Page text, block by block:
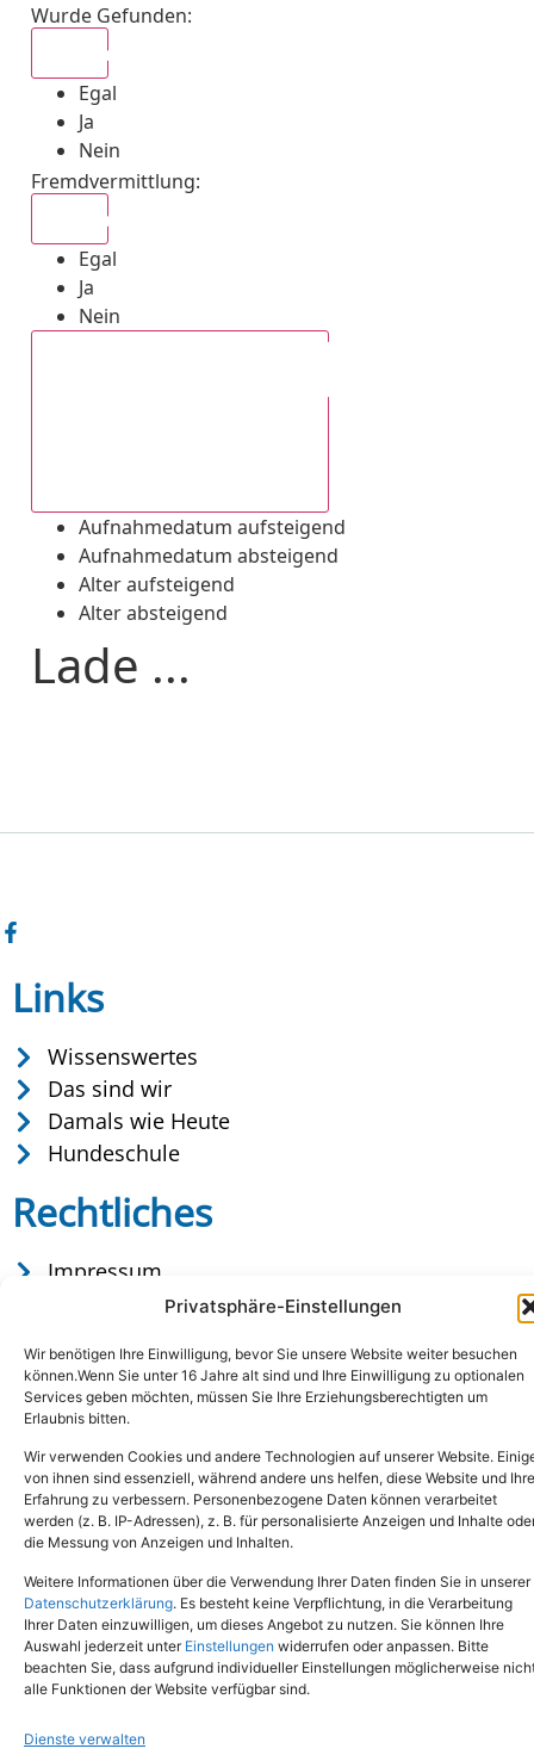
Privatsphäre-Einstellungen
Wir benötigen Ihre Einwilligung, bevor Sie unsere Website weiter besuchen
können.Wenn Sie unter 16 Jahre alt sind und Ihre Einwilligung zu optionalen
Services geben möchten, müssen Sie Ihre Erziehungsberechtigten um
Erlaubnis bitten.
Wir verwenden Cookies und andere Technologien auf unserer Website.
von ihnen sind essenziell, während andere uns helfen, diese Website und Ihre
Erfahrung zu verbessern. Personenbezogene Daten können verarbeitet
werden (z. B. IP-Adressen), z. B. für personalisierte Anzeigen und Inhalte
die Messung von Anzeigen und Inhalten.
Weitere Informationen über die Verwendung Ihrer Daten finden Sie in unserer
Datenschutzerklärung. Es besteht keine Verpflichtung, in die Verarbeitung
Ihrer Daten einzuwilligen, um dieses Angebot zu nutzen. Sie können Ihre
Auswahl jederzeit unter Einstellungen widerrufen oder anpassen. Bitte
beachten Sie, dass aufgrund individueller Einstellungen möglicherweise
alle Funktionen der Website verfügbar sind.
Dienste verwalten
Wurde Gefunden:
Egal
Ja
Nein
Fremdvermittlung:
Egal
Ja
Nein
Aufnahmedatum aufsteigend
Aufnahmedatum absteigend
Alter aufsteigend
Alter absteigend
Lade ...
Links
Wissenswertes
Das sind wir
Damals wie Heute
Hundeschule
Rechtliches
Impressum
Datenschutz
Copyright © 2024. Alle Rechte vorbehalten.
Tel.: (02651) - 77438info@tierheim-mayen.de
In der Pluns 1, 56727 Mayen